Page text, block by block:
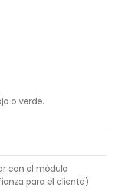
o verde.
con el módulo
para el cliente)